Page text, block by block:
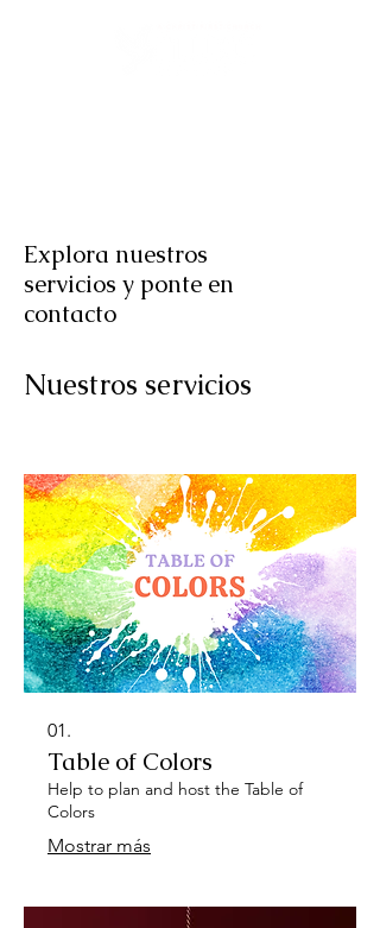
Explora nuestros
servicios y ponte en
contacto
Nuestros servicios
01.
Table of Colors
Help to plan and host the Table of
Colors
Mostrar más